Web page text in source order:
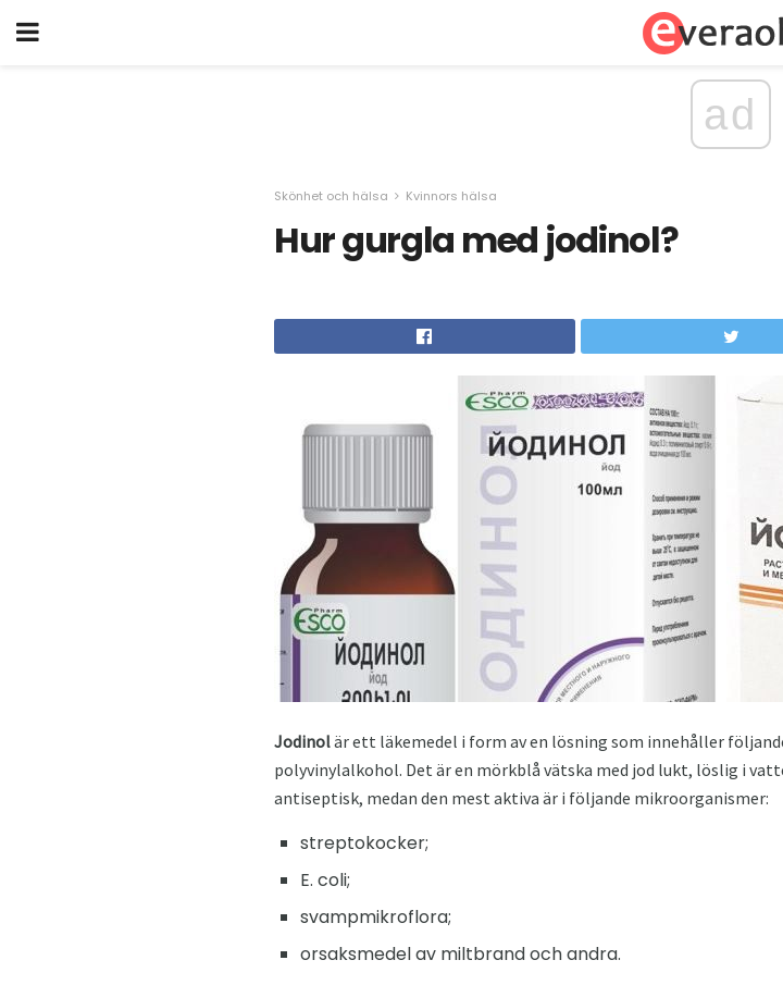
ad
Skönhet och hälsa Kvinnors hälsa
Hur gurgla med jodinol?
Jodinolär ett läkemedel i form av en lösning som innehåller
polyvinylalkohol. Det är en mörkblå vätska med jod lukt, löslig i
antiseptisk, medan den mest aktiva är i följande mikroorganismer:
streptokocker;
E. coli;
svampmikroflora;
orsaksmedel av miltbrand och andra.